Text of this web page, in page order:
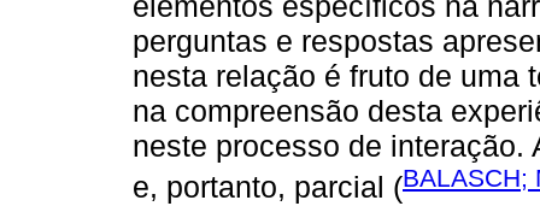
perguntas e respostas
nesta relação é fruto de uma
na compreensão desta
neste processo de
e, portanto, parcial (BALASCH;